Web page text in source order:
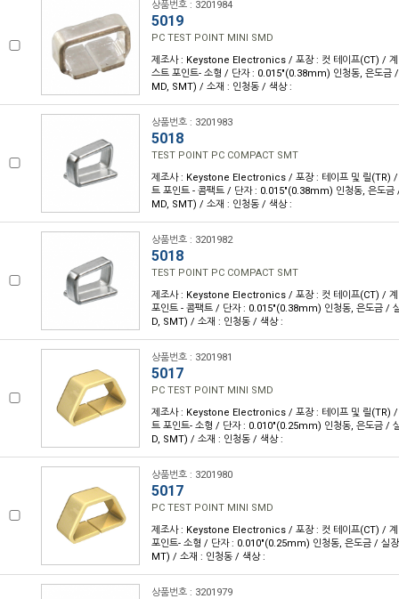
상품번호 : 3201984
5019
PC TEST POINT MINI SMD
제조사 : Keystone Electronics / 포장 : 컷 테이프(CT) /
스트 포인트- 소형 / 단자 : 0.015"(0.38mm) 인청동, 은도금
MD, SMT) / 소재 : 인청동 / 색상 :
상품번호 : 3201983
5018
TEST POINT PC COMPACT SMT
제조사 : Keystone Electronics / 포장 : 테이프 및 릴(TR) /
트 포인트 - 콤팩트 / 단자 : 0.015"(0.38mm) 인청동, 은도금
MD, SMT) / 소재 : 인청동 / 색상 :
상품번호 : 3201982
5018
TEST POINT PC COMPACT SMT
제조사 : Keystone Electronics / 포장 : 컷 테이프(CT) / 계
포인트 - 콤팩트 / 단자 : 0.015"(0.38mm) 인청동, 은도금 /
D, SMT) / 소재 : 인청동 / 색상 :
상품번호 : 3201981
5017
PC TEST POINT MINI SMD
제조사 : Keystone Electronics / 포장 : 테이프 및 릴(TR) /
트 포인트- 소형 / 단자 : 0.010"(0.25mm) 인청동, 은도금 /
D, SMT) / 소재 : 인청동 / 색상 :
상품번호 : 3201980
5017
PC TEST POINT MINI SMD
제조사 : Keystone Electronics / 포장 : 컷 테이프(CT) / 계
포인트- 소형 / 단자 : 0.010"(0.25mm) 인청동, 은도금 / 실
MT) / 소재 : 인청동 / 색상 :
상품번호 : 3201979